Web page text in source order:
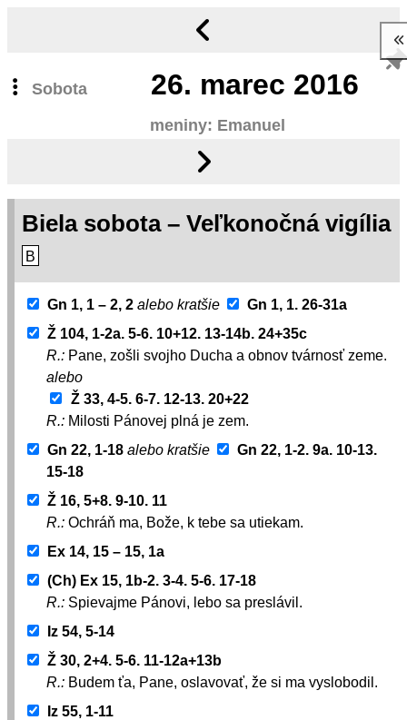
Sobota 26. marec 2016
meniny: Emanuel
Biela sobota – Veľkonočná vigília
B
Gn 1, 1 – 2, 2 alebo kratšie
Gn 1, 1. 26-31a
Ž 104, 1-2a. 5-6. 10+12. 13-14b. 24+35c
R.: Pane, zošli svojho Ducha a obnov tvárnosť zeme.
alebo
Ž 33, 4-5. 6-7. 12-13. 20+22
R.: Milosti Pánovej plná je zem.
Gn 22, 1-18 alebo kratšie
Gn 22, 1-2. 9a. 10-13.
15-18
Ž 16, 5+8. 9-10. 11
R.: Ochráň ma, Bože, k tebe sa utiekam.
Ex 14, 15 – 15, 1a
(Ch) Ex 15, 1b-2. 3-4. 5-6. 17-18
R.: Spievajme Pánovi, lebo sa preslávil.
Iz 54, 5-14
Ž 30, 2+4. 5-6. 11-12a+13b
R.: Budem ťa, Pane, oslavovať, že si ma vyslobodil.
Iz 55, 1-11